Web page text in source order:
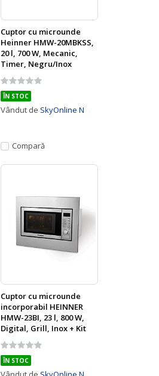
Cuptor cu microunde
Heinner HMW-20MBKSS,
20 l, 700 W, Mecanic,
Timer, Negru/Inox
Rating:
0%
ÎN STOC
Vândut de SkyOnline N
Compară
Cuptor cu microunde
incorporabil HEINNER
HMW-23BI, 23 l, 800 W,
Digital, Grill, Inox + Kit
instalare
Rating:
0%
ÎN STOC